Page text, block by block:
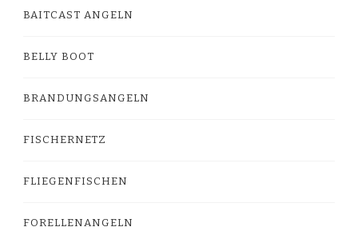
BAITCAST ANGELN
BELLY BOOT
BRANDUNGSANGELN
FISCHERNETZ
FLIEGENFISCHEN
FORELLENANGELN